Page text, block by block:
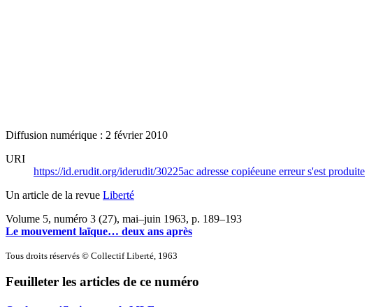
Diffusion numérique : 2 février 2010
URI
https://id.erudit.org/iderudit/30225ac adresse copiéeune erreur s'est produite
Un article de la revue Liberté
Volume 5, numéro 3 (27), mai–juin 1963, p. 189–193
Le mouvement laïque… deux ans après
Tous droits réservés © Collectif Liberté, 1963
Feuilleter les articles de ce numéro